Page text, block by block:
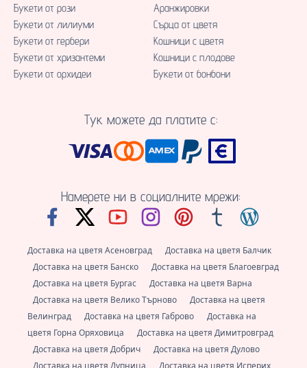
Букети от рози
Букети от лилиуми
Букети от гербери
Букети от хризантеми
Букети от орхидеи
Аранжировки
Сърца от цветя
Кошници с цветя
Кошници с плодове
Букети от бонбони
Тук можете да платите с:
Намерете ни в социалните мрежи:
Доставка на цветя Асеновград
Доставка на цветя Балчик
Доставка на цветя Банско
Доставка на цветя Благоевград
Доставка на цветя Бургас
Доставка на цветя Варна
Доставка на цветя Велико Търново
Доставка на цветя
Велинград
Доставка на цветя Габрово
Доставка на
цветя Горна Оряховица
Доставка на цветя Димитровград
Доставка на цветя Добрич
Доставка на цветя Дулово
Доставка на цветя Дупница
Доставка на цветя Исперих